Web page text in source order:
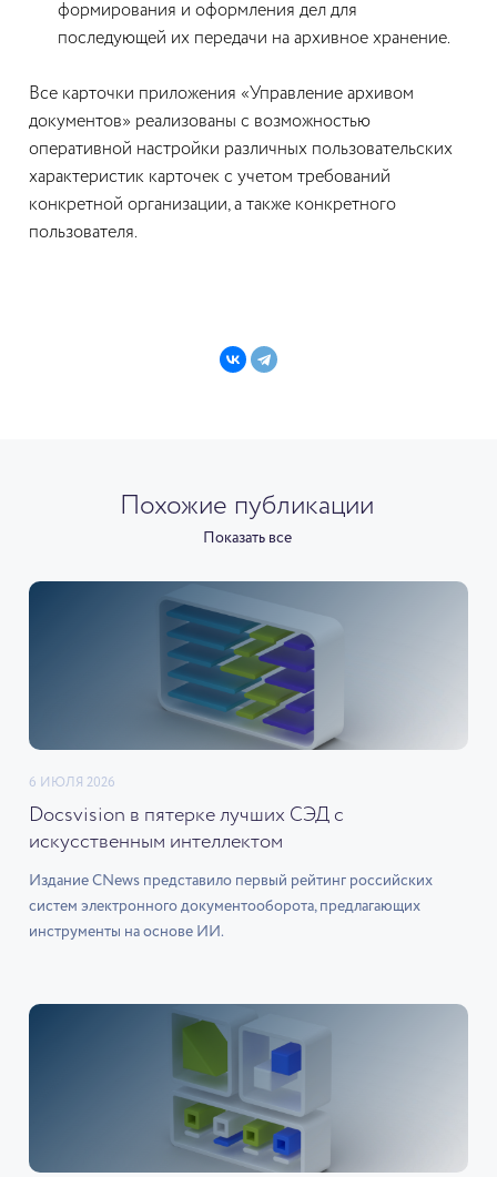
формирования и оформления дел для
последующей их передачи на архивное хранение.
Все карточки приложения «Управление архивом
документов» реализованы с возможностью
оперативной настройки различных пользовательских
характеристик карточек с учетом требований
конкретной организации, а также конкретного
пользователя.
Похожие публикации
Показать все
6 ИЮЛЯ 2026
Docsvision в пятерке лучших СЭД с
искусственным интеллектом
Издание CNews представило первый рейтинг российских
систем электронного документооборота, предлагающих
инструменты на основе ИИ.